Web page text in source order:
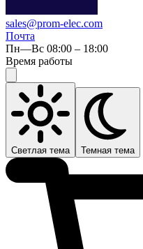
sales@prom-elec.com
Почта
Пн—Вс 08:00 – 18:00
Время работы
Светлая тема Темная тема